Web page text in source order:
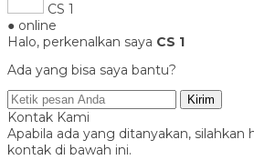
CS 1
● online
Halo, perkenalkan saya CS 1
Ada yang bisa saya bantu?
Kirim
Kontak Kami
Apabila ada yang ditanyakan, silahkan
kontak di bawah ini.